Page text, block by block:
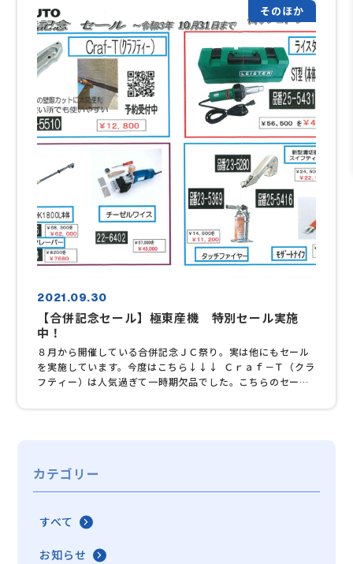
そのほか
2021.09.30
【合併記念セール】極東産機 特別セール実施
中！
８月から開催している合併記念ＪＣ祭り。実は他にもセール
を実施しています。今度はこちら↓↓↓ Ｃｒａｆ－Ｔ（クラ
フティー）は人気過ぎて一時期欠品でした。こちらのセール
い♪
カテゴリー
すべて
お知らせ